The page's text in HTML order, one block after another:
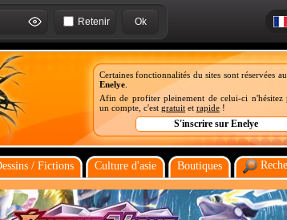
Retenir
Certaines fonctionnalités du sites sont réservées
Enelye
Afin de profiter pleinement de celui-ci n'hésitez
un compte, c'est gratuit et rapide !
/ Fictions Culture d'asie Boutiques